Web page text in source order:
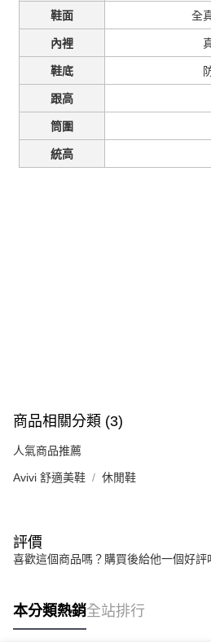
鞋面 全
內裡
鞋底
跟高
筒圍
統高
商品相關分類 (3)
人氣商品推薦
Avivi 舒適美鞋 休閒鞋
評價
喜歡這個商品嗎？購買後給他一個好評
本分類熱銷全站排行